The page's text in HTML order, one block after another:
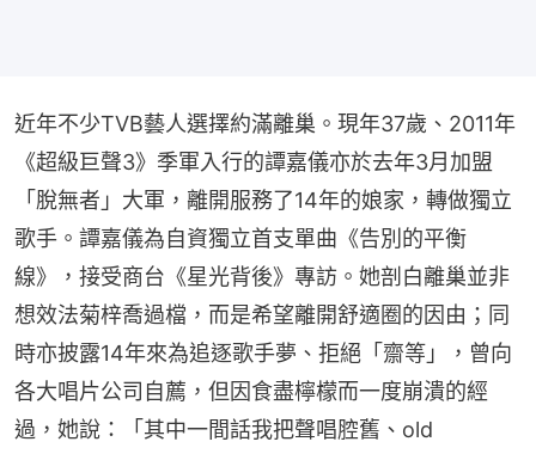
近年不少TVB藝人選擇約滿離巢。現年37歲、2011年
《超級巨聲3》季軍入行的譚嘉儀亦於去年3月加盟
「脫無者」大軍，離開服務了14年的娘家，轉做獨立
歌手。譚嘉儀為自資獨立首支單曲《告別的平衡
線》，接受商台《星光背後》專訪。她剖白離巢並非
想效法菊梓喬過檔，而是希望離開舒適圈的因由；同
時亦披露14年來為追逐歌手夢、拒絕「齋等」，曾向
各大唱片公司自薦，但因食盡檸檬而一度崩潰的經
過，她說：「其中一間話我把聲唱腔舊、old